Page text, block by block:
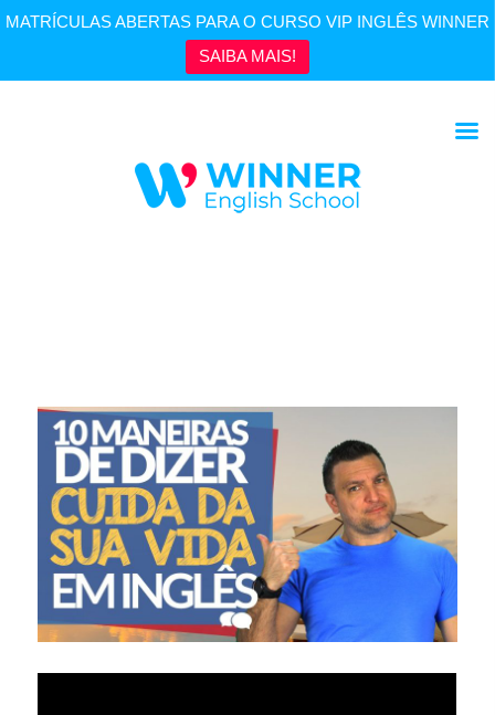
MATRÍCULAS ABERTAS PARA O CURSO VIP INGLÊS WINNER
SAIBA MAIS!